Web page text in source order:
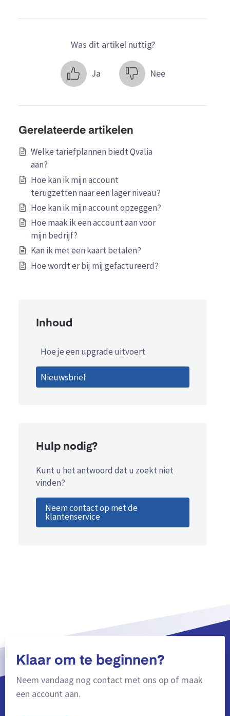
Was dit artikel nuttig?
Ja Nee
Gerelateerde artikelen
Welke tariefplannen biedt Qvalia
aan?
Hoe kan ik mijn account
terugzetten naar een lager niveau?
Hoe kan ik mijn account opzeggen?
Hoe maak ik een account aan voor
mijn bedrijf?
Kan ik met een kaart betalen?
Hoe wordt er bij mij gefactureerd?
Inhoud
Hoe je een upgrade uitvoert
Nieuwsbrief
Hulp nodig?
Kunt u het antwoord dat u zoekt niet
vinden?
Neem contact op met de
klantenservice
Klaar om te beginnen?
Neem vandaag nog contact met ons op of maak
een account aan.